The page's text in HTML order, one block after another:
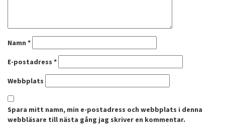
Namn *
E-postadress *
Webbplats
Spara mitt namn, min e-postadress och webbplats i denna
webbläsare till nästa gång jag skriver en kommentar.